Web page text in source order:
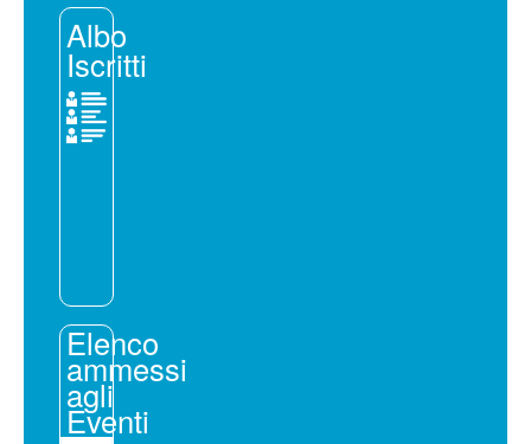
Albo
Iscritti
Elenco
ammessi
agli
Eventi